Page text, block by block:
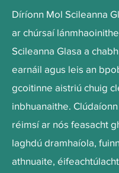
Díríonn Mol Scileanna
ar chúrsaí
Scileanna Glasa a
earnáil agus leis an
gcoitinne aistriú chuig
inbhuanaithe.
réimsí ar nós feasacht
laghdú dramhaíola,
athnuaite,